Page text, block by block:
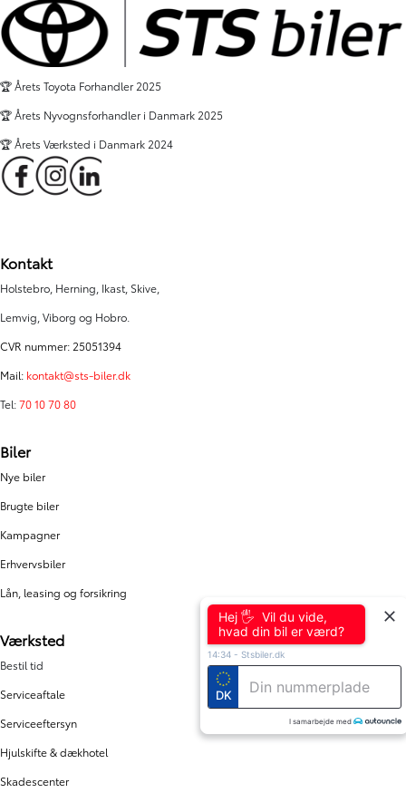
MOMS)
🏆 Årets Toyota Forhandler 2025
🏆 Årets Nyvognsforhandler i Danmark 2025
🏆 Årets Værksted i Danmark 2024
Kontakt
Holstebro, Herning, Ikast, Skive,
Lemvig, Viborg og Hobro.
CVR nummer: 25051394
Mail: kontakt@sts-biler.dk
Tel:70 10 70 80
Biler
Nye biler
Brugte biler
Kampagner
Erhvervsbiler
Lån, leasing og forsikring
Værksted
Bestil tid
Serviceaftale
Serviceeftersyn
Hjulskifte & dækhotel
Skadescenter
Hej 🖐 Vil du vide,
hvad din bil er værd?
14:34 - Stsbiler.dk
DK
I samarbejde med